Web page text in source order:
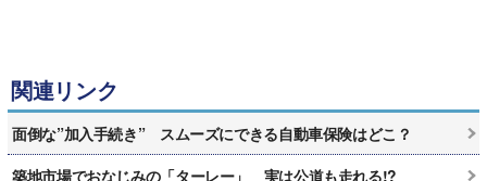
関連リンク
面倒な”加入手続き” スムーズにできる自動車保険はどこ？
築地市場でおなじみの「ターレー」 実は公道も走れる!?